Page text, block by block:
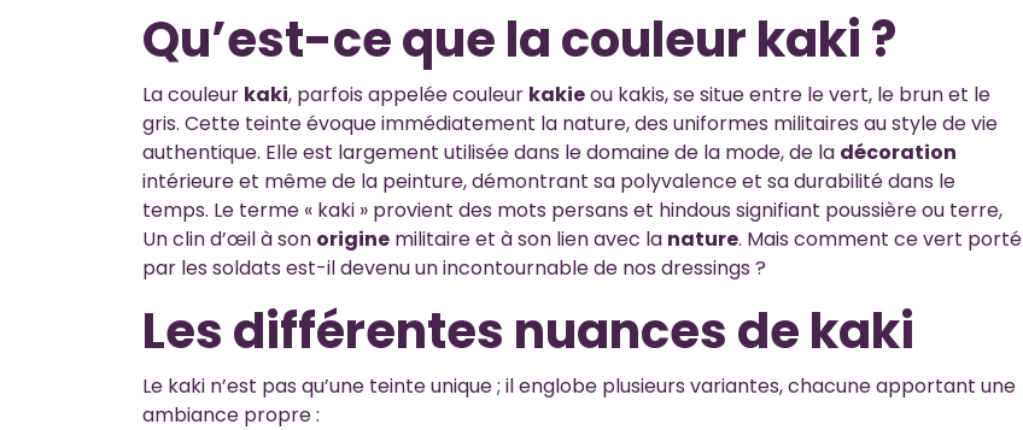
Qu’est-ce que la couleur kaki ?
La couleur kaki, parfois appelée couleur kakieou kakis, se situe entre le vert, le brun et le
gris. Cette teinte évoque immédiatement la nature, des uniformes militaires au style de vie
authentique. Elle est largement utilisée dans le domaine de la mode, de la décoration
intérieure et même de la peinture, démontrant sa polyvalence et sa durabilité dans le
temps. Le terme « kaki » provient des mots persans et hindous signifiant poussière ou terre,
Un clin d’œil à son origine militaire et à son lien avec la nature. Mais comment ce vert porté
par les soldats est-il devenu un incontournable de nos dressings ?
Les différentes nuances de kaki
Le kaki n’est pas qu’une teinte unique ; il englobe plusieurs variantes, chacune apportant une
ambiance propre :